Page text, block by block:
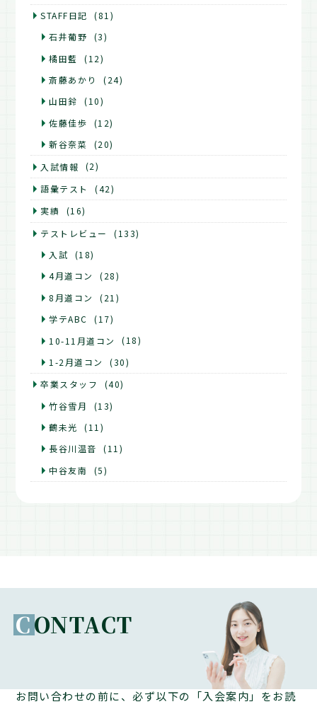
STAFF日記
(81)
石井葡野
(3)
橘田藍
(12)
斎藤あかり
(24)
山田鈴
(10)
佐藤佳歩
(12)
新谷奈菜
(20)
入試情報
(2)
語彙テスト
(42)
実績
(16)
テストレビュー
(133)
入試
(18)
4月道コン
(28)
8月道コン
(21)
学テABC
(17)
10-11月道コン
(18)
1-2月道コン
(30)
卒業スタッフ
(40)
竹谷雪月
(13)
鶴未光
(11)
長谷川温音
(11)
中谷友南
(5)
CONTACT
お問い合わせの前に、必ず以下の「入会案内」をお読